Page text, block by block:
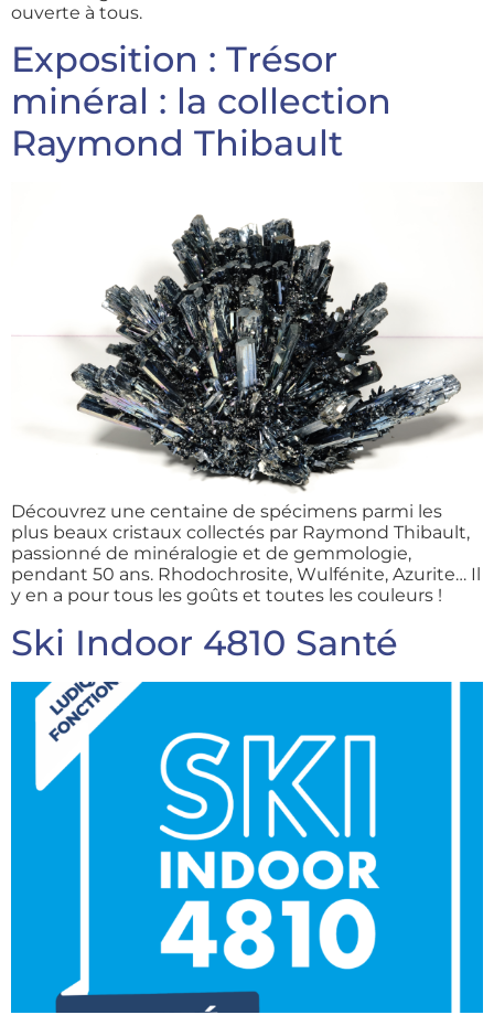
ouverte à tous.
Exposition : Trésor
minéral : la collection
Raymond Thibault
Découvrez une centaine de spécimens parmi les
plus beaux cristaux collectés par Raymond Thibault,
passionné de minéralogie et de gemmologie,
pendant 50 ans. Rhodochrosite, Wulfénite, Azurite… Il
y en a pour tous les goûts et toutes les couleurs !
Ski Indoor 4810 Santé